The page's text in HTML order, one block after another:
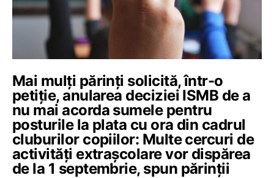
Mai mulți părinți solicită, într-o
petiție, anularea deciziei ISMB de a
nu mai acorda sumele pentru
posturile la plata cu ora din cadrul
cluburilor copiilor: Multe cercuri de
activități extrașcolare vor dispărea
de la 1 septembrie, spun părinții